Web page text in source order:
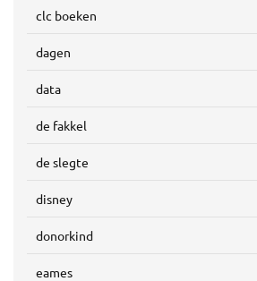
clc boeken
dagen
data
de fakkel
de slegte
disney
donorkind
eames